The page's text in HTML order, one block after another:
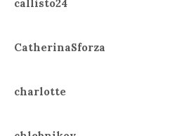
callisto24
CatherinaSforza
charlotte